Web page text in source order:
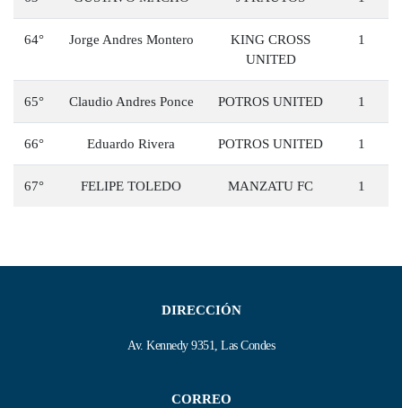
64° Jorge Andres Montero
KING CROSS
UNITED
1
65° Claudio Andres Ponce POTROS UNITED 1
66° Eduardo Rivera POTROS UNITED 1
67° FELIPE TOLEDO MANZATU FC 1
DIRECCIÓN
Av. Kennedy 9351, Las Condes
CORREO